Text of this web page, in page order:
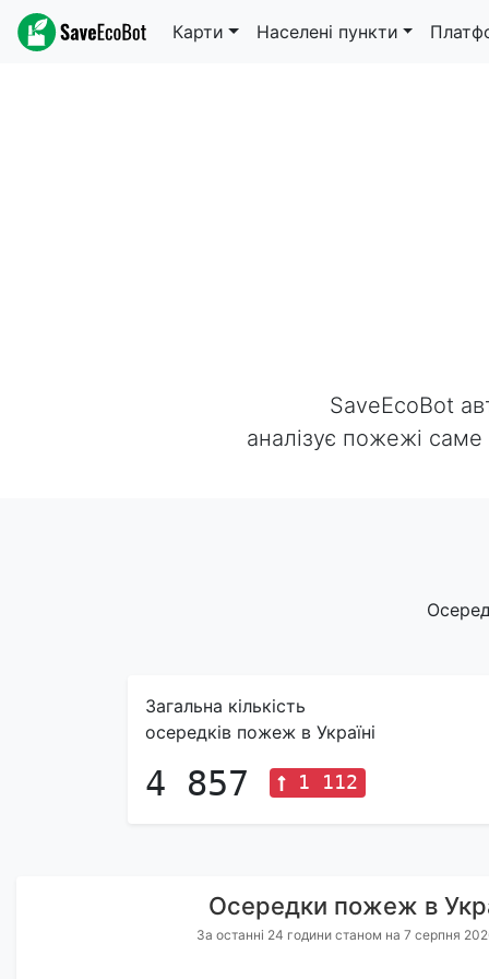
Карти Населені пункти
SaveEcoBot
аналізує пожежі саме
Загальна кількість
осередків пожеж в Україні
4 857 1 112
Осередки пожеж в
За останні 24 години станом на 7 серпня